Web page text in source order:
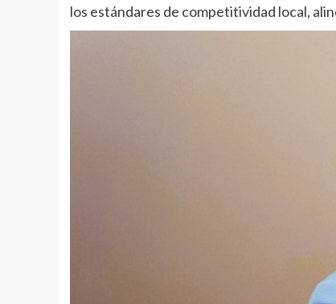
los estándares de competitividad local,